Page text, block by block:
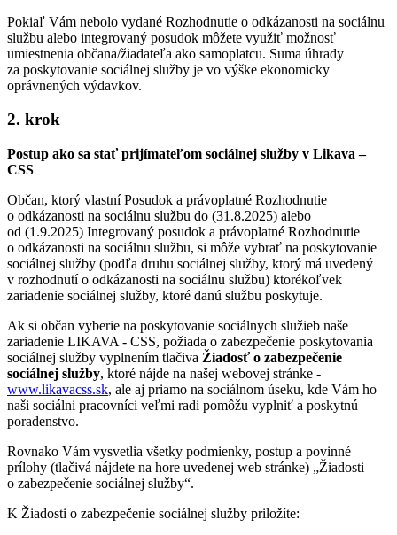
Pokiaľ Vám nebolo vydané Rozhodnutie o odkázanosti na sociálnu
službu alebo integrovaný posudok môžete využiť možnosť
umiestnenia občana/žiadateľa ako samoplatcu. Suma úhrady
za poskytovanie sociálnej služby je vo výške ekonomicky
oprávnených výdavkov.
2. krok
Postup ako sa stať prijímateľom sociálnej služby v Likava –
CSS
Občan, ktorý vlastní Posudok a právoplatné Rozhodnutie
o odkázanosti na sociálnu službu do (31.8.2025) alebo
od (1.9.2025) Integrovaný posudok a právoplatné Rozhodnutie
o odkázanosti na sociálnu službu, si môže vybrať na poskytovanie
sociálnej služby (podľa druhu sociálnej služby, ktorý má uvedený
v rozhodnutí o odkázanosti na sociálnu službu) ktorékoľvek
zariadenie sociálnej služby, ktoré danú službu poskytuje.
Ak si občan vyberie na poskytovanie sociálnych služieb naše
zariadenie LIKAVA - CSS, požiada o zabezpečenie poskytovania
sociálnej služby vyplnením tlačiva Žiadosť o zabezpečenie
sociálnej služby, ktoré nájde na našej webovej stránke -
www.likavacss.sk, ale aj priamo na sociálnom úseku, kde Vám ho
naši sociálni pracovníci veľmi radi pomôžu vyplniť a poskytnú
poradenstvo.
Rovnako Vám vysvetlia všetky podmienky, postup a povinné
prílohy (tlačivá nájdete na hore uvedenej web stránke) „Žiadosti
o zabezpečenie sociálnej služby“.
K Žiadosti o zabezpečenie sociálnej služby priložíte: